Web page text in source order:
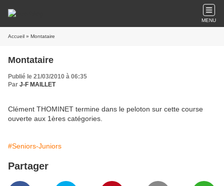
MENU
Accueil » Montataire
Montataire
Publié le 21/03/2010 à 06:35
Par J-F MAILLET
Clément THOMINET termine dans le peloton sur cette course
ouverte aux 1ères catégories.
#Seniors-Juniors
Partager